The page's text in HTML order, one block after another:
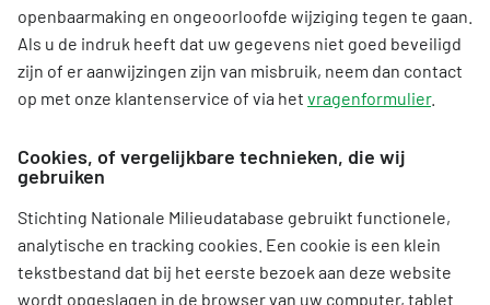
openbaarmaking en ongeoorloofde wijziging tegen te gaan.
Als u de indruk heeft dat uw gegevens niet goed beveiligd
zijn of er aanwijzingen zijn van misbruik, neem dan contact
op met onze klantenservice of via het vragenformulier.
Cookies, of vergelijkbare technieken, die wij
gebruiken
Stichting Nationale Milieudatabase gebruikt functionele,
analytische en tracking cookies. Een cookie is een klein
tekstbestand dat bij het eerste bezoek aan deze website
wordt opgeslagen in de browser van uw computer, tablet